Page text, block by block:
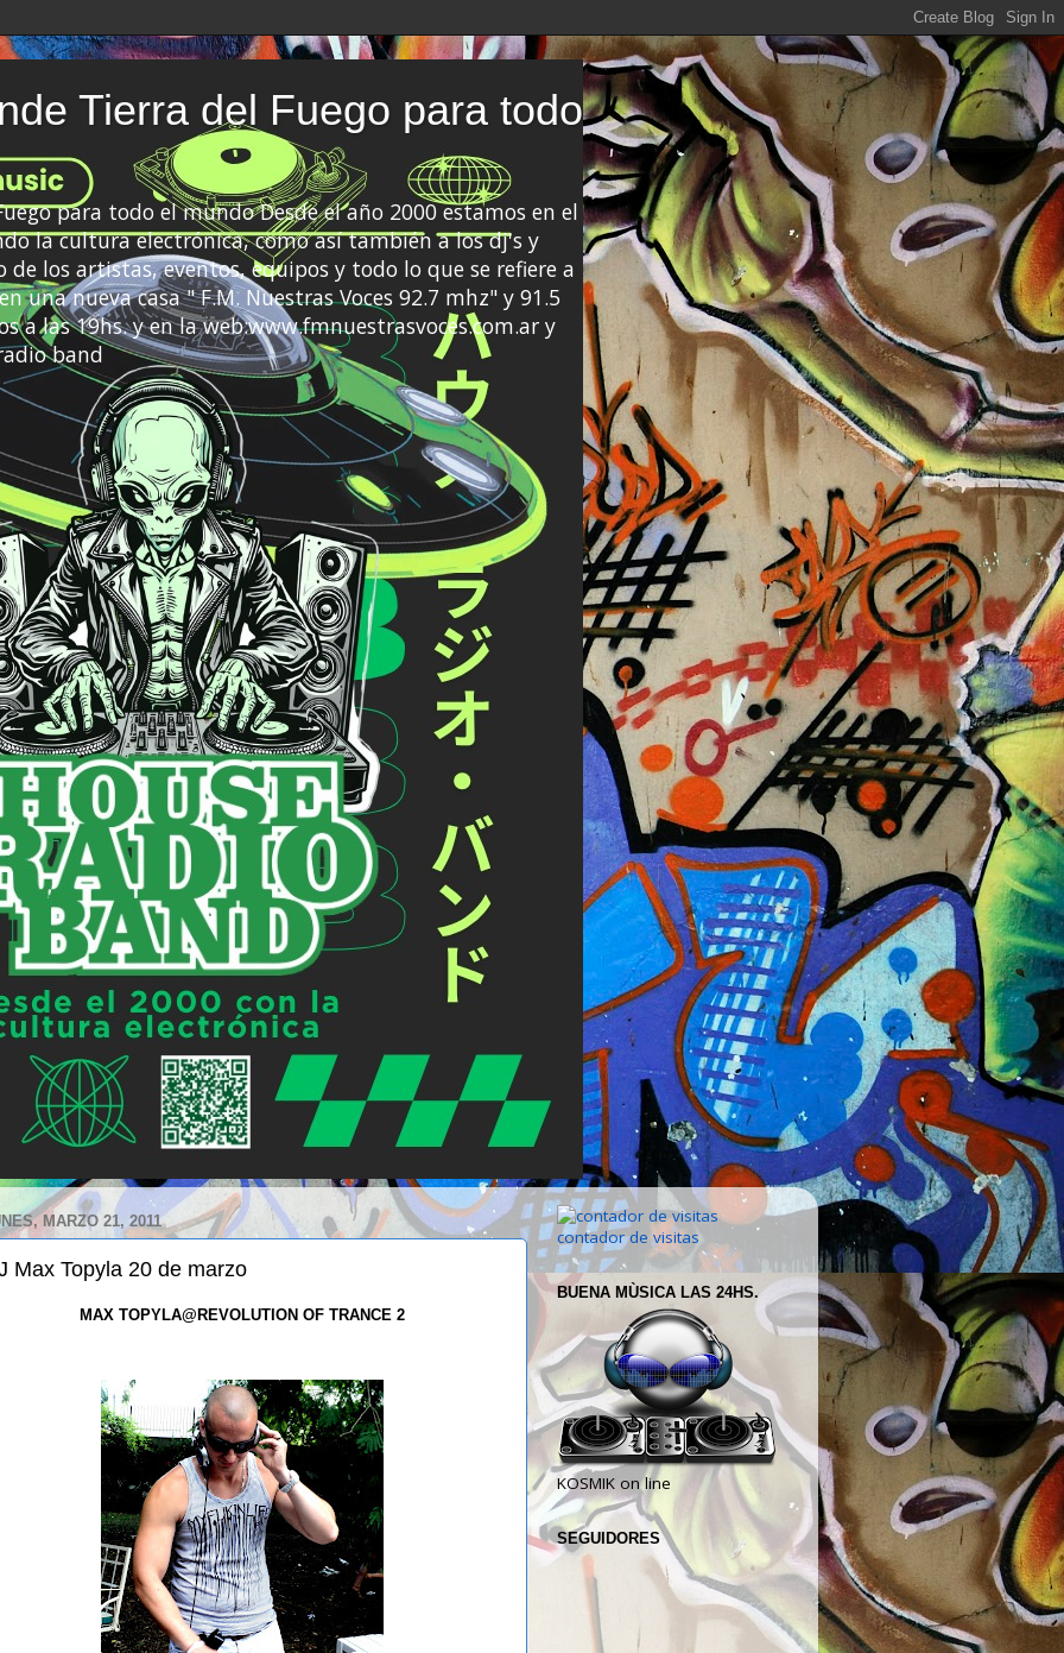
Tierra del Fuego para todo
para todo el mundo Desde el año 2000 estamos en el
la cultura electrónica, como así también a los dj's y
los artistas, eventos, equipos y todo lo que se refiere a
una nueva casa " F.M. Nuestras Voces 92.7 mhz" y 91.5
a las 19hs. y en la web:www.fmnuestrasvoces.com.ar y
band
MARZO 21, 2011
Max Topyla 20 de marzo
MAX TOPYLA@REVOLUTION OF TRANCE 2
contador de visitas
BUENA MÙSICA LAS 24HS.
KOSMIK on line
SEGUIDORES